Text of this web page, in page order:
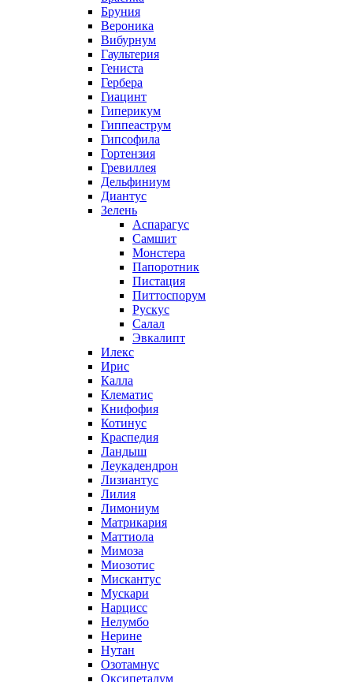
Бруния
Вероника
Вибурнум
Гаультерия
Гениста
Гербера
Гиацинт
Гиперикум
Гиппеаструм
Гипсофила
Гортензия
Гревиллея
Дельфиниум
Диантус
Зелень
Аспарагус
Самшит
Монстера
Папоротник
Пистация
Питтоспорум
Рускус
Салал
Эвкалипт
Илекс
Ирис
Калла
Клематис
Книфофия
Котинус
Краспедия
Ландыш
Леукадендрон
Лизиантус
Лилия
Лимониум
Матрикария
Маттиола
Мимоза
Миозотис
Мискантус
Мускари
Нарцисс
Нелумбо
Нерине
Нутан
Озотамнус
Оксипеталум